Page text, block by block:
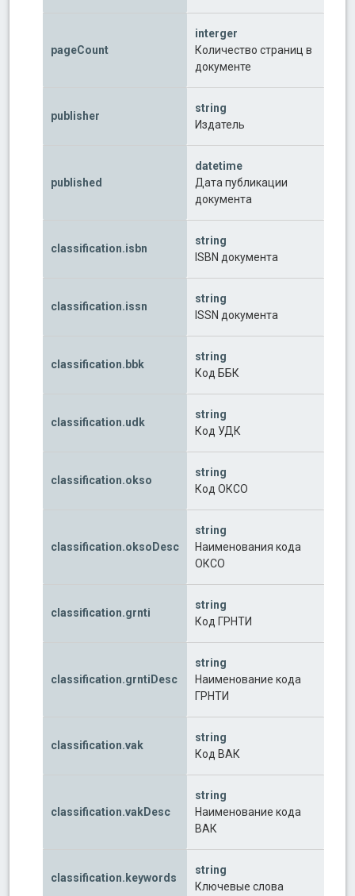
pageCount
interger
Количество страниц в
документе
publisher
string
Издатель
published
datetime
Дата публикации
документа
classification.isbn
string
ISBN документа
classification.issn
string
ISSN документа
classification.bbk
string
Код ББК
classification.udk
string
Код УДК
classification.okso
string
Код ОКСО
classification.oksoDesc
string
Наименования кода
ОКСО
classification.grnti
string
Код ГРНТИ
classification.grntiDesc
string
Наименование кода
ГРНТИ
classification.vak
string
Код ВАК
classification.vakDesc
string
Наименование кода
ВАК
classification.keywords
string
Ключевые слова